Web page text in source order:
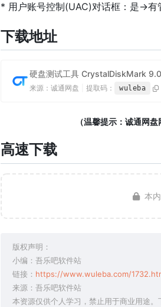
* 用户账号控制(UAC)对话框：是->
下载地址
硬盘测试工具 CrystalDiskMark
来源：诚通网盘 提取码： wuleba
（温馨提示：诚通网
高速下载
本
版权声明：
小编：吾乐吧软件站
链接： https://www.wuleba.com/
来源：吾乐吧软件站
本资源仅供个人学习，禁止用于商业用途